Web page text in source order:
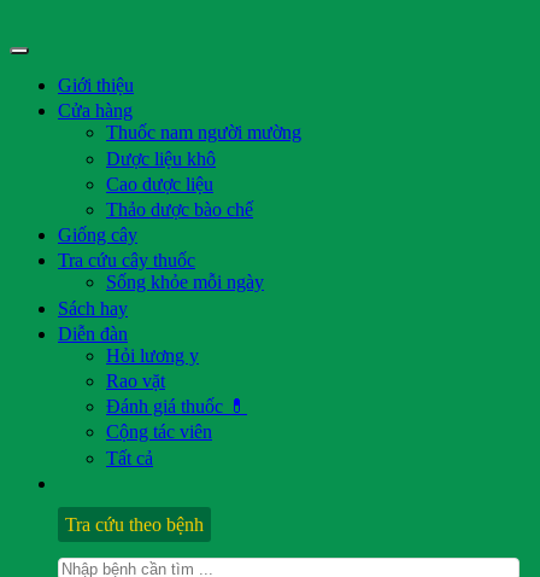
Giới thiệu
Cửa hàng
Thuốc nam người mường
Dược liệu khô
Cao dược liệu
Thảo dược bào chế
Giống cây
Tra cứu cây thuốc
Sống khỏe mỗi ngày
Sách hay
Diễn đàn
Hỏi lương y
Rao vặt
Đánh giá thuốc 💊
Cộng tác viên
Tất cả
Tra cứu theo bệnh